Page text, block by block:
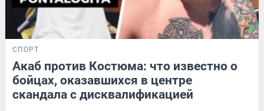
СПОРТ
Акаб против Костюма: что известно о
бойцах, оказавшихся в центре
скандала с дисквалификацией